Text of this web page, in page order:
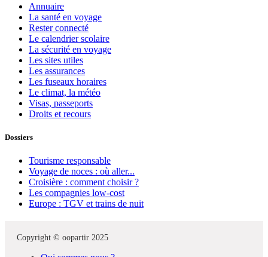
Annuaire
La santé en voyage
Rester connecté
Le calendrier scolaire
La sécurité en voyage
Les sites utiles
Les assurances
Les fuseaux horaires
Le climat, la météo
Visas, passeports
Droits et recours
Dossiers
Tourisme responsable
Voyage de noces : où aller...
Croisière : comment choisir ?
Les compagnies low-cost
Europe : TGV et trains de nuit
Copyright © oopartir 2025